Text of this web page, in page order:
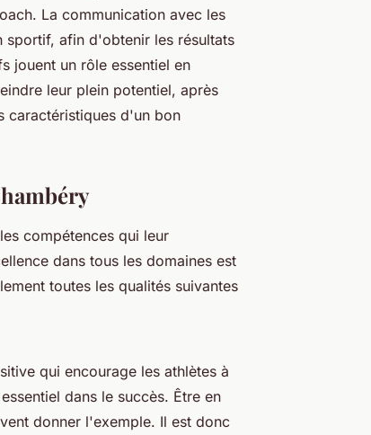
La communication avec les
sportif, afin d'obtenir les résultats
jouent un rôle essentiel en
leur plein potentiel, après
caractéristiques d'un bon
compétences qui leur
dans tous les domaines est
toutes les qualités suivantes
qui encourage les athlètes à
dans le succès. Être en
donner l'exemple. Il est donc